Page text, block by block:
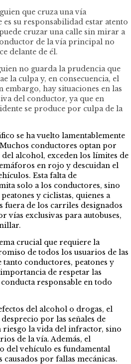
que cruza una vía
es su responsabilidad estar atento
cruzar una calle sin mirar a
de la vía principal no
delante de él.
no guarda la prudencia que
la culpa y, en consecuencia, el
embargo, hay situaciones en las
del conductor, ya que en
se produce por culpa de la
se ha vuelto lamentablemente
conductores optan por
alcohol, exceden los límites de
en rojo y descuidan el
Esta falta de
solo a los conductores, sino
y ciclistas, quienes a
fuera de los carriles designados
vías exclusivas para autobuses,
crucial que requiere la
de todos los usuarios de las
tanto conductores, peatones y
de respetar las
responsable en todo
del alcohol o drogas, el
por las señales de
riesgo la vida del infractor, sino
de la vía. Además, el
del vehículo es fundamental
por fallas mecánicas.